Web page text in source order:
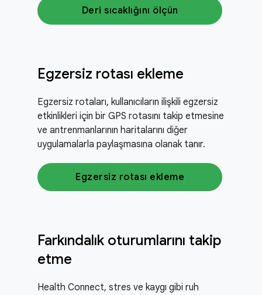
Deri sıcaklığını ölçün
Egzersiz rotası ekleme
Egzersiz rotaları, kullanıcıların ilişkili egzersiz
etkinlikleri için bir GPS rotasını takip etmesine
ve antrenmanlarının haritalarını diğer
uygulamalarla paylaşmasına olanak tanır.
Egzersiz rotası ekleme
Farkındalık oturumlarını takip
etme
Health Connect, stres ve kaygı gibi ruh